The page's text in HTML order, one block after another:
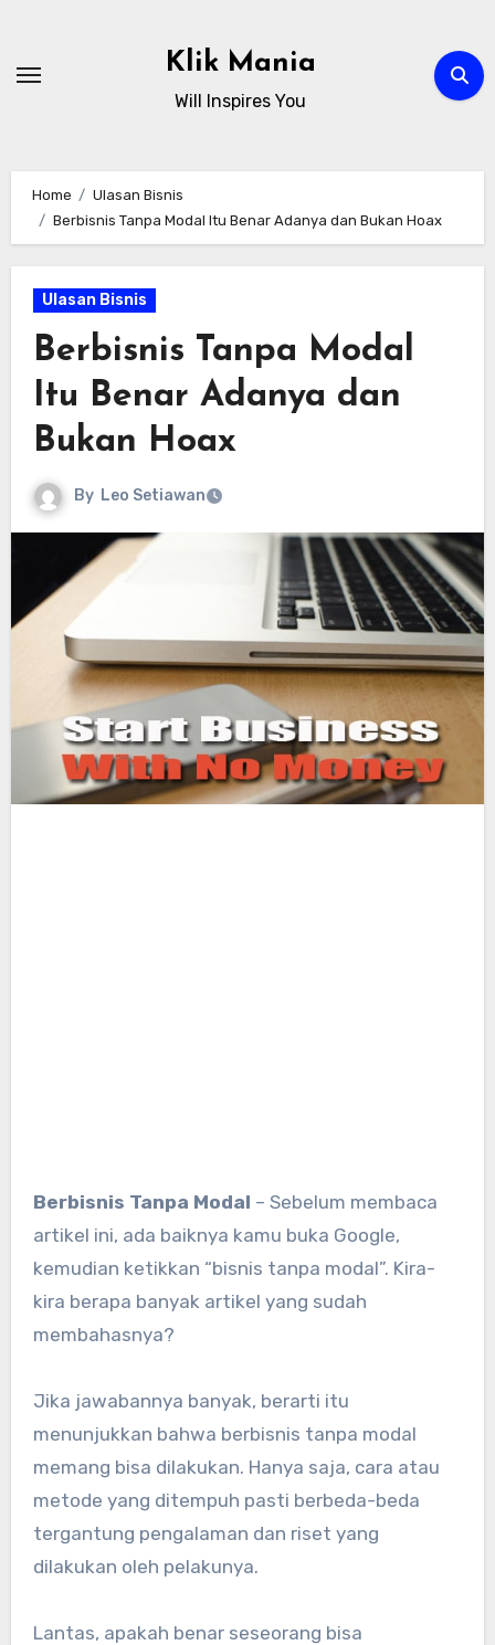
content
Klik Mania
Will Inspires You
Home
Ulasan Bisnis
Berbisnis Tanpa Modal Itu Benar Adanya dan Bukan Hoax
Ulasan Bisnis
Berbisnis Tanpa Modal
Itu Benar Adanya dan
Bukan Hoax
By Leo Setiawan
Berbisnis Tanpa Modal – Sebelum membaca
artikel ini, ada baiknya kamu buka Google,
kemudian ketikkan “bisnis tanpa modal”. Kira-
kira berapa banyak artikel yang sudah
membahasnya?
Jika jawabannya banyak, berarti itu
menunjukkan bahwa berbisnis tanpa modal
memang bisa dilakukan. Hanya saja, cara atau
metode yang ditempuh pasti berbeda-beda
tergantung pengalaman dan riset yang
dilakukan oleh pelakunya.
Lantas, apakah benar seseorang bisa